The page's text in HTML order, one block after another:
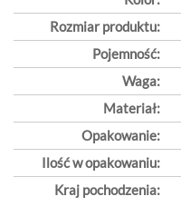
Rozmiar produktu:
Pojemność:
Waga:
Materiał:
Opakowanie:
Ilość w opakowaniu:
Kraj pochodzenia: